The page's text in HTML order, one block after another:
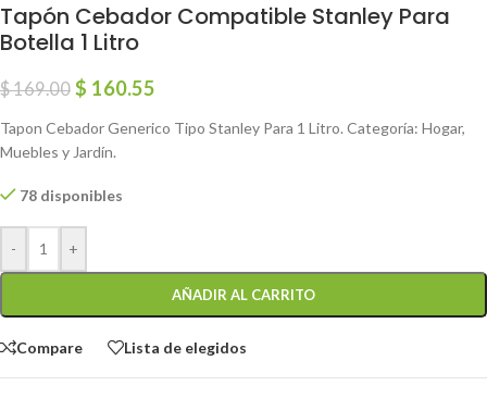
Tapón Cebador Compatible Stanley Para
Botella 1 Litro
$169.00 $ 160.55
Tapon Cebador Generico Tipo Stanley Para 1 Litro. Categoría: Hogar,
Muebles y Jardín.
78 disponibles
- +
AÑADIR AL CARRITO
Compare Lista de elegidos